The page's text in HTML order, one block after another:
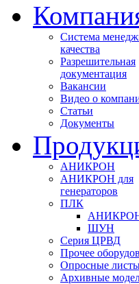
Система
качества
Разрешительная
документация
Вакансии
Видео о
Статьи
Документы
АНИКРОН
АНИКРОН для
генераторов
ПЛК
ШУН
Серия ЦРВД
Прочее
Опросные
Архивные